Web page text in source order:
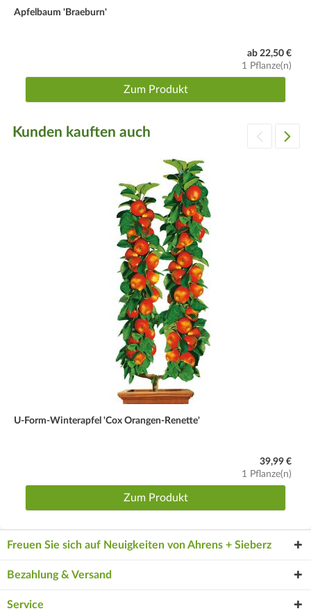
Apfelbaum 'Braeburn'
ab 22,50 €
1 Pflanze(n)
Zum Produkt
Kunden kauften auch
U-Form-Winterapfel 'Cox Orangen-Renette'
39,99 €
1 Pflanze(n)
Zum Produkt
Freuen Sie sich auf Neuigkeiten von Ahrens + Sieberz
Bezahlung & Versand
Service